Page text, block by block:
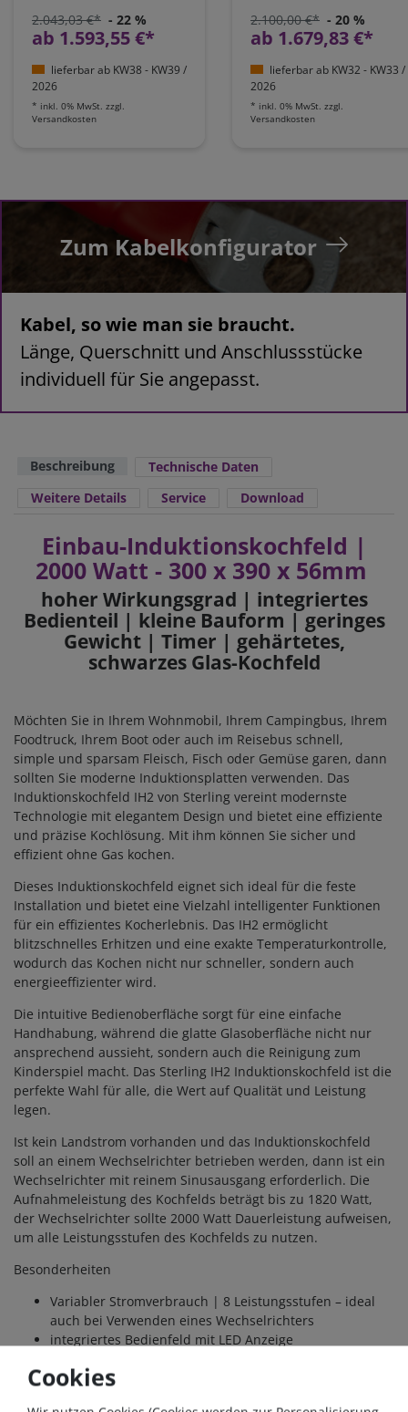
2.043,03 €* - 22 %
ab 1.593,55 €*
lieferbar ab KW38 - KW39 /
2026
* inkl. 0% MwSt. zzgl.
Versandkosten
LI270B200-12-P
2.100,00 €* - 20 %
ab 1.679,83 €*
lieferbar ab KW32 - KW33 /
2026
* inkl. 0% MwSt. zzgl.
Versandkosten
Zum Kabelkonfigurator
Kabel, so wie man sie braucht.
Länge, Querschnitt und Anschlussstücke
individuell für Sie angepasst.
Beschreibung
Technische Daten
Weitere Details
Service Download
Einbau-Induktionskochfeld |
2000 Watt - 300 x 390 x 56mm
hoher Wirkungsgrad | integriertes
Bedienteil | kleine Bauform | geringes
Gewicht | Timer | gehärtetes,
schwarzes Glas-Kochfeld
Möchten Sie in Ihrem Wohnmobil, Ihrem Campingbus, Ihrem
Foodtruck, Ihrem Boot oder auch im Reisebus schnell,
simple und sparsam Fleisch, Fisch oder Gemüse garen, dann
sollten Sie moderne Induktionsplatten verwenden. Das
Induktionskochfeld IH2 von Sterling vereint modernste
Technologie mit elegantem Design und bietet eine effiziente
und präzise Kochlösung. Mit ihm können Sie sicher und
effizient ohne Gas kochen.
Dieses Induktionskochfeld eignet sich ideal für die feste
Installation und bietet eine Vielzahl intelligenter Funktionen
für ein effizientes Kocherlebnis. Das IH2 ermöglicht
blitzschnelles Erhitzen und eine exakte Temperaturkontrolle,
wodurch das Kochen nicht nur schneller, sondern auch
energieeffizienter wird.
Die intuitive Bedienoberfläche sorgt für eine einfache
Handhabung, während die glatte Glasoberfläche nicht nur
ansprechend aussieht, sondern auch die Reinigung zum
Kinderspiel macht. Das Sterling IH2 Induktionskochfeld ist die
perfekte Wahl für alle, die Wert auf Qualität und Leistung
legen.
Ist kein Landstrom vorhanden und das Induktionskochfeld
soll an einem Wechselrichter betrieben werden, dann ist ein
Wechselrichter mit reinem Sinusausgang erforderlich. Die
Aufnahmeleistung des Kochfelds beträgt bis zu 1820 Watt,
der Wechselrichter sollte 2000 Watt Dauerleistung aufweisen,
um alle Leistungsstufen des Kochfelds zu nutzen.
Besonderheiten
Variabler Stromverbrauch | 8 Leistungsstufen – ideal
auch bei Verwenden eines Wechselrichters
integriertes Bedienfeld mit LED Anzeige
Schwarze Kristallplatte der Güteklasse A
Cookies